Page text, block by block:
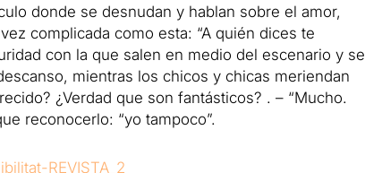
donde se desnudan y hablan sobre el amor,
complicada como esta: “A quién dices te
con la que salen en medio del escenario y se
mientras los chicos y chicas meriendan
¿Verdad que son fantásticos? . – “Mucho.
reconocerlo: “yo tampoco”.